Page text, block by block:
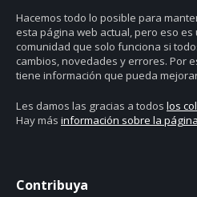
Hacemos todo lo posible para
esta página web actual, pero eso
comunidad que solo funciona si
cambios, novedades y errores. Por
tiene información que pueda
Les damos las gracias a todos los
Hay más información sobre la
Contribuya